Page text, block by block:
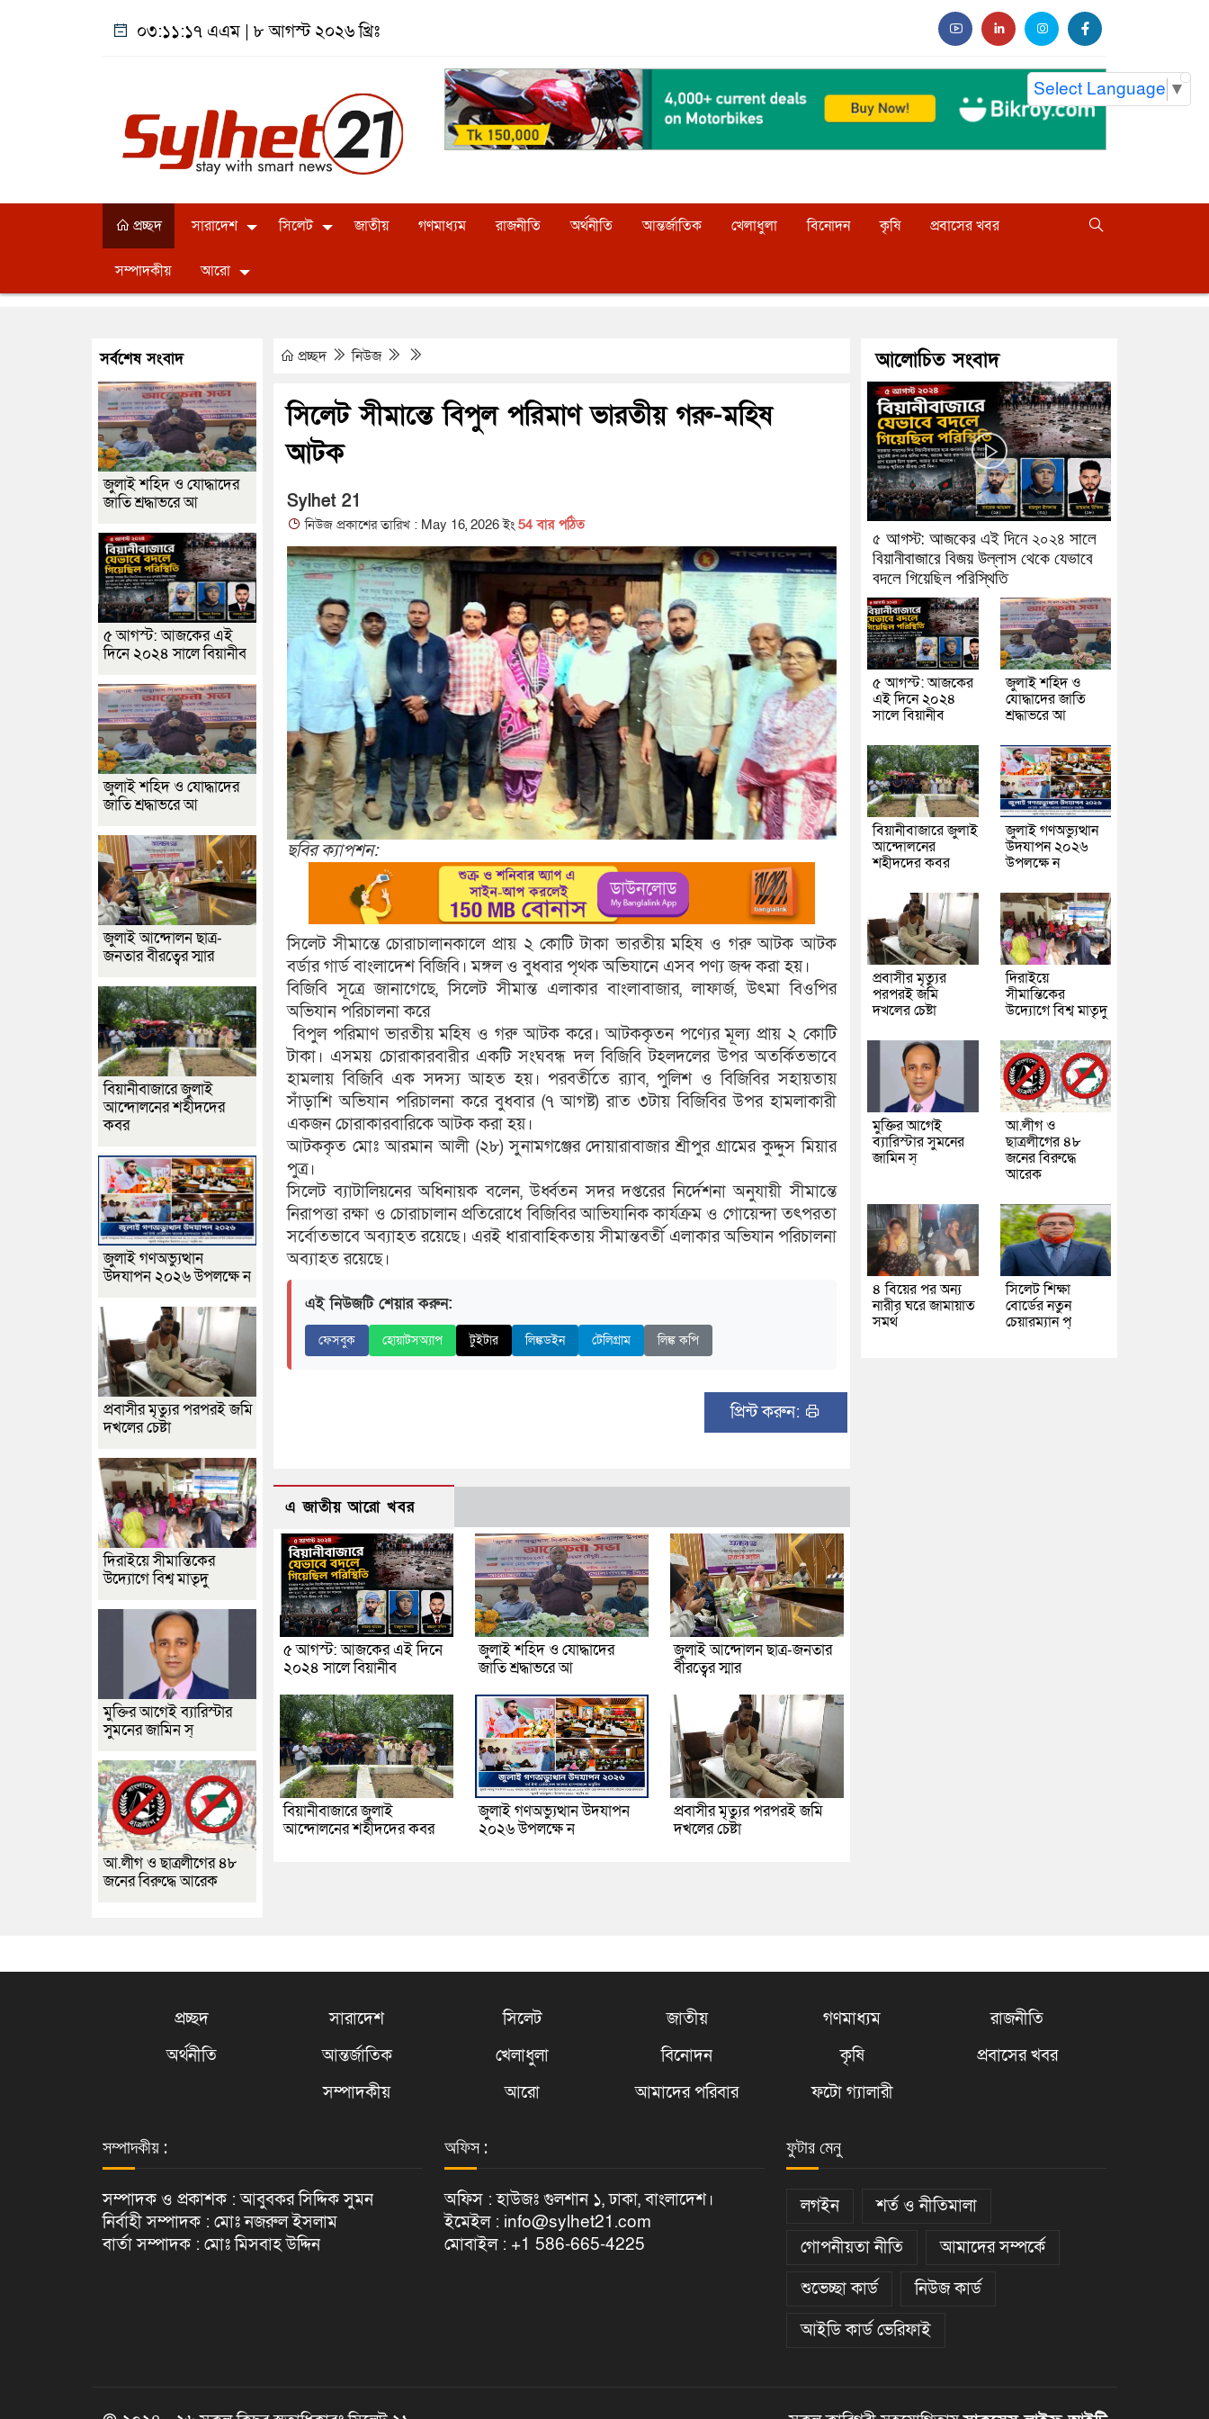
০৩:১১:১৮ এএম |৮ আগস্ট ২০২৬ খ্রিঃ
Select Language ▼
প্রচ্ছদ সারাদেশ সিলেট জাতীয় গণমাধ্যম রাজনীতি অর্থনীতি আন্তর্জাতিক খেলাধুলা বিনোদন কৃষি প্রবাসের খবর
সম্পাদকীয় আরো
প্রচ্ছদ নিউজ
সিলেট সীমান্তে বিপুল পরিমাণ ভারতীয় গরু-মহিষ
আটক
Sylhet 21
নিউজ প্রকাশের তারিখ : May 16, 2026 ইং 54 বার পঠিত
ছবির ক্যাপশন:
সিলেট সীমান্তে চোরাচালানকালে প্রায় ২ কোটি টাকা ভারতীয় মহিষ ও গরু আটক আটক
বর্ডার গার্ড বাংলাদেশ বিজিবি। মঙ্গল ও বুধবার পৃথক অভিযানে এসব পণ্য জব্দ করা হয়।
বিজিবি সূত্রে জানাগেছে, সিলেট সীমান্ত এলাকার বাংলাবাজার, লাফার্জ, উৎমা বিওপির
অভিযান পরিচালনা করে
বিপুল পরিমাণ ভারতীয় মহিষ ও গরু আটক করে। আটককৃতন পণ্যের মূল্য প্রায় ২ কোটি
টাকা। এসময় চোরাকারবারীর একটি সংঘবন্ধ দল বিজিবি টহলদলের উপর অতর্কিতভাবে
হামলায় বিজিবি এক সদস্য আহত হয়। পরবর্তীতে র‍্যাব, পুলিশ ও বিজিবির সহায়তায়
সাঁড়াশি অভিযান পরিচালনা করে বুধবার (৭ আগষ্ট) রাত ৩টায় বিজিবির উপর হামলাকারী
একজন চোরাকারবারিকে আটক করা হয়।
আটককৃত মোঃ আরমান আলী (২৮) সুনামগঞ্জের দোয়ারাবাজার শ্রীপুর গ্রামের কুদ্দুস মিয়ার
পুত্র।
সিলেট ব্যাটালিয়নের অধিনায়ক বলেন, উর্ধ্বতন সদর দপ্তরের নির্দেশনা অনুযায়ী সীমান্তে
নিরাপত্তা রক্ষা ও চোরাচালান প্রতিরোধে বিজিবির আভিযানিক কার্যক্রম ও গোয়েন্দা তৎপরতা
সর্বোতভাবে অব্যাহত রয়েছে। এরই ধারাবাহিকতায় সীমান্তবর্তী এলাকার অভিযান পরিচালনা
অব্যাহত রয়েছে।
এই নিউজটি শেয়ার করুন:
ফেসবুক হোয়াটসঅ্যাপ টুইটার লিঙ্কডইন টেলিগ্রাম লিঙ্ক কপি
প্রিন্ট করুন:
এ জাতীয় আরো খবর
৫ আগস্ট: আজকের এই দিনে
২০২৪ সালে বিয়ানীব
জুলাই শহিদ ও যোদ্ধাদের
জাতি শ্রদ্ধাভরে আ
জুলাই আন্দোলন ছাত্র-জনতার
বীরত্বের স্মার
বিয়ানীবাজারে জুলাই
আন্দোলনের শহীদদের কবর
জুলাই গণঅভ্যুত্থান উদযাপন
২০২৬ উপলক্ষে ন
প্রবাসীর মৃত্যুর পরপরই জমি
দখলের চেষ্টা
সর্বশেষ সংবাদ
জুলাই শহিদ ও যোদ্ধাদের
জাতি শ্রদ্ধাভরে আ
৫ আগস্ট: আজকের এই
দিনে ২০২৪ সালে বিয়ানীব
জুলাই শহিদ ও যোদ্ধাদের
জাতি শ্রদ্ধাভরে আ
জুলাই আন্দোলন ছাত্র-
জনতার বীরত্বের স্মার
বিয়ানীবাজারে জুলাই
আন্দোলনের শহীদদের
কবর
জুলাই গণঅভ্যুত্থান
উদযাপন ২০২৬ উপলক্ষে ন
প্রবাসীর মৃত্যুর পরপরই জমি
দখলের চেষ্টা
দিরাইয়ে সীমান্তিকের
উদ্যোগে বিশ্ব মাতৃদু
মুক্তির আগেই ব্যারিস্টার
সুমনের জামিন স্
আ.লীগ ও ছাত্রলীগের ৪৮
জনের বিরুদ্ধে আরেক
আলোচিত সংবাদ
৫ আগস্ট: আজকের এই দিনে ২০২৪ সালে
বিয়ানীবাজারে বিজয় উল্লাস থেকে যেভাবে
বদলে গিয়েছিল পরিস্থিতি
৫ আগস্ট: আজকের
এই দিনে ২০২৪
সালে বিয়ানীব
জুলাই শহিদ ও
যোদ্ধাদের জাতি
শ্রদ্ধাভরে আ
বিয়ানীবাজারে জুলাই
আন্দোলনের
শহীদদের কবর
জুলাই গণঅভ্যুত্থান
উদযাপন ২০২৬
উপলক্ষে ন
প্রবাসীর মৃত্যুর
পরপরই জমি
দখলের চেষ্টা
দিরাইয়ে
সীমান্তিকের
উদ্যোগে বিশ্ব মাতৃদু
মুক্তির আগেই
ব্যারিস্টার সুমনের
জামিন স্
আ.লীগ ও
ছাত্রলীগের ৪৮
জনের বিরুদ্ধে
আরেক
৪ বিয়ের পর অন্য
নারীর ঘরে জামায়াত
সমর্থ
সিলেট শিক্ষা
বোর্ডের নতুন
চেয়ারম্যান প্
প্রচ্ছদ সারাদেশ সিলেট জাতীয় গণমাধ্যম
রাজনীতি
অর্থনীতি
আন্তর্জাতিক খেলাধুলা বিনোদন কৃষি
প্রবাসের খবর
সম্পাদকীয়
আরো আমাদের পরিবার ফটো গ্যালারী
সম্পাদকীয় :
সম্পাদক ও প্রকাশক : আবুবকর সিদ্দিক সুমন
নির্বাহী সম্পাদক : মোঃ নজরুল ইসলাম
বার্তা সম্পাদক : মোঃ মিসবাহ উদ্দিন
অফিস :
অফিস : হাউজঃ গুলশান ১, ঢাকা, বাংলাদেশ।
ইমেইল : info@sylhet21.com
মোবাইল : +1 586-665-4225
ফুটার মেনু
লগইন
শর্ত ও নীতিমালা
গোপনীয়তা নীতি
আমাদের সম্পর্কে
শুভেচ্ছা কার্ড
নিউজ কার্ড
আইডি কার্ড ভেরিফাই